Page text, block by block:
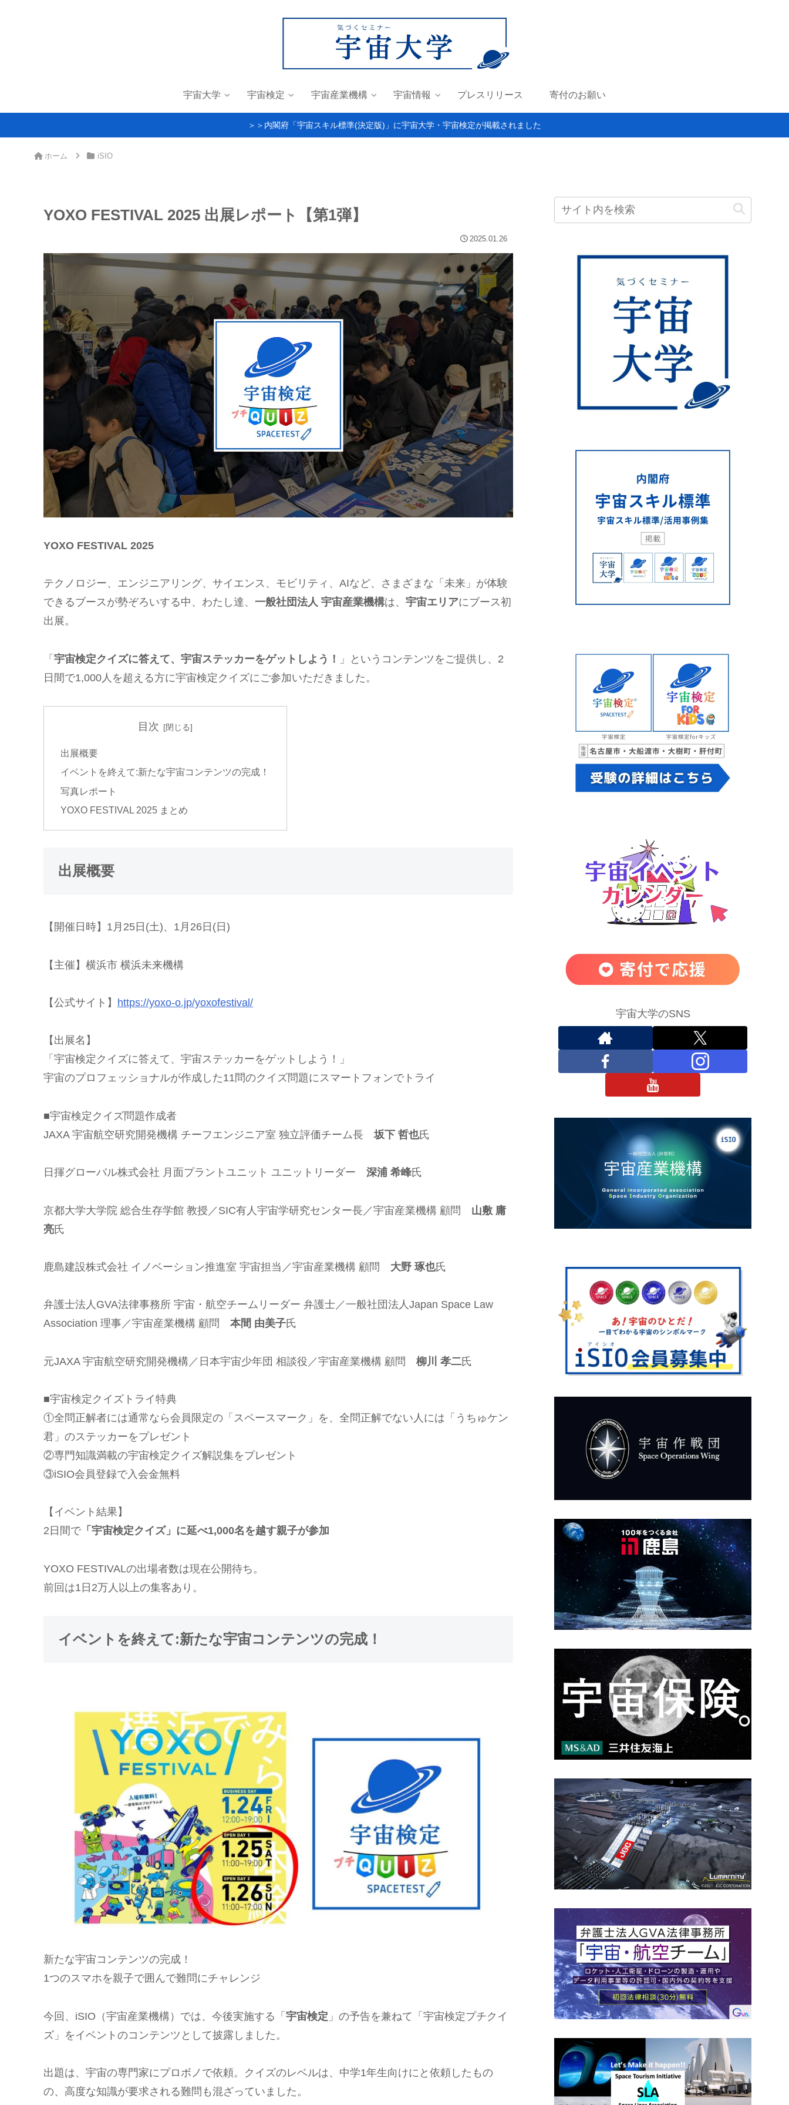
宇宙大学 宇宙検定 宇宙産業機構 宇宙情報 プレスリリース 寄付のお願い
＞＞内閣府「宇宙スキル標準(決定版)」に宇宙大学・宇宙検定が掲載されました
ホーム iSIO
YOXO FESTIVAL 2025 出展レポート【第1弾】
2025.01.26
YOXO FESTIVAL 2025
テクノロジー、エンジニアリング、サイエンス、モビリティ、AIなど、さまざまな「未来」が体験
できるブースが勢ぞろいする中、わたし達、 一般社団法人 宇宙産業機構は、 宇宙エリアにブース初
出展。
「 宇宙検定クイズに答えて、宇宙ステッカーをゲットしよう！
」というコンテンツをご提供し、2
日間で1,000人を超える方に宇宙検定クイズにご参加いただきました。
目次
出展概要
イベントを終えて:新たな宇宙コンテンツの完成！
写真レポート
YOXO FESTIVAL 2025 まとめ
出展概要
【開催日時】1月25日(土)、1月26日(日)
【主催】横浜市 横浜未来機構
【公式サイト】 https://yoxo-o.jp/yoxofestival/
【出展名】
「宇宙検定クイズに答えて、宇宙ステッカーをゲットしよう！」
宇宙のプロフェッショナルが作成した11問のクイズ問題にスマートフォンでトライ
■宇宙検定クイズ問題作成者
JAXA 宇宙航空研究開発機構 チーフエンジニア室 独立評価チーム長坂下 哲也氏
日揮グローバル株式会社 月面プラントユニット ユニットリーダー 深浦 希峰氏
京都大学大学院 総合生存学館 教授／SIC有人宇宙学研究センター長／宇宙産業機構 顧問 山敷 庸
亮氏
鹿島建設株式会社 イノベーション推進室 宇宙担当／宇宙産業機構 顧問 大野 琢也氏
弁護士法人GVA法律事務所 宇宙・航空チームリーダー 弁護士／一般社団法人Japan Space Law
Association 理事／宇宙産業機構 顧問 本間 由美子氏
元JAXA 宇宙航空研究開発機構／日本宇宙少年団 相談役／宇宙産業機構 顧問 柳川 孝二氏
■宇宙検定クイズトライ特典
①全問正解者には通常なら会員限定の「スペースマーク」を、全問正解でない人には「うちゅケン
君」のステッカーをプレゼント
②専門知識満載の宇宙検定クイズ解説集をプレゼント
③iSIO会員登録で入会金無料
【イベント結果】
2日間で 「宇宙検定クイズ」に延べ1,000名を越す親子が参加
YOXO FESTIVALの出場者数は現在公開待ち。
前回は1日2万人以上の集客あり。
イベントを終えて:新たな宇宙コンテンツの完成！
新たな宇宙コンテンツの完成！
1つのスマホを親子で囲んで難問にチャレンジ
今回、iSIO（宇宙産業機構）では、今後実施する「 宇宙検定 」の予告を兼ねて「宇宙検定プチクイ
ズ」をイベントのコンテンツとして披露しました。
出題は、宇宙の専門家にプロボノで依頼。クイズのレベルは、中学1年生向けにと依頼したもの
の、高度な知識が要求される難問も混ざっていました。
宇宙大学のSNS